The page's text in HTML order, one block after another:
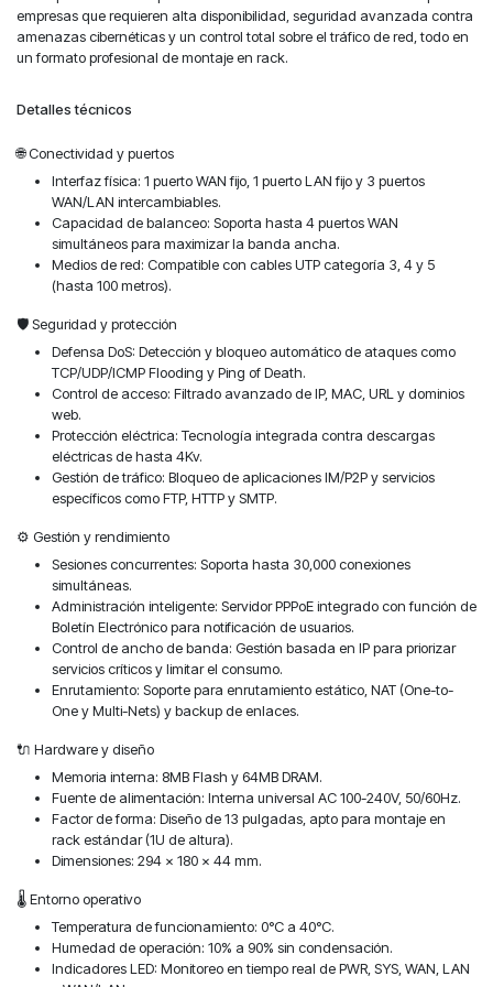
empresas que requieren alta disponibilidad, seguridad avanzada contra
amenazas cibernéticas y un control total sobre el tráfico de red, todo en
un formato profesional de montaje en rack.
Detalles técnicos
🌐 Conectividad y puertos
Interfaz física: 1 puerto WAN fijo, 1 puerto LAN fijo y 3 puertos
WAN/LAN intercambiables.
Capacidad de balanceo: Soporta hasta 4 puertos WAN
simultáneos para maximizar la banda ancha.
Medios de red: Compatible con cables UTP categoría 3, 4 y 5
(hasta 100 metros).
🛡️ Seguridad y protección
Defensa DoS: Detección y bloqueo automático de ataques como
TCP/UDP/ICMP Flooding y Ping of Death.
Control de acceso: Filtrado avanzado de IP, MAC, URL y dominios
web.
Protección eléctrica: Tecnología integrada contra descargas
eléctricas de hasta 4Kv.
Gestión de tráfico: Bloqueo de aplicaciones IM/P2P y servicios
específicos como FTP, HTTP y SMTP.
⚙️ Gestión y rendimiento
Sesiones concurrentes: Soporta hasta 30,000 conexiones
simultáneas.
Administración inteligente: Servidor PPPoE integrado con función de
Boletín Electrónico para notificación de usuarios.
Control de ancho de banda: Gestión basada en IP para priorizar
servicios críticos y limitar el consumo.
Enrutamiento: Soporte para enrutamiento estático, NAT (One-to-
One y Multi-Nets) y backup de enlaces.
🔌 Hardware y diseño
Memoria interna: 8MB Flash y 64MB DRAM.
Fuente de alimentación: Interna universal AC 100-240V, 50/60Hz.
Factor de forma: Diseño de 13 pulgadas, apto para montaje en
rack estándar (1U de altura).
Dimensiones: 294 x 180 x 44 mm.
🌡️ Entorno operativo
Temperatura de funcionamiento: 0°C a 40°C.
Humedad de operación: 10% a 90% sin condensación.
Indicadores LED: Monitoreo en tiempo real de PWR, SYS, WAN, LAN